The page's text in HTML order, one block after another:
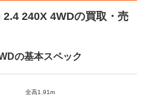
240X 4WDの買取・売
の基本スペック
全高1.91m